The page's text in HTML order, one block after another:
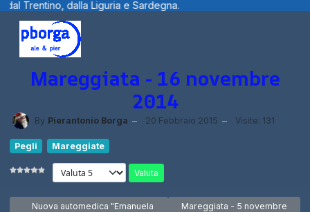
Benvenuti visitatori ...
Mareggiata - 16 novembre
2014
By Pierantonio Borga 20 Febbraio 2015 Visite: 131
Pegli Mareggiate
Valuta
Articolo precedente: Nuova automedica "Emanuela Bottaro"
Nuova automedica "Emanuela
Articolo successivo:
Mareggiata - 5 novembre